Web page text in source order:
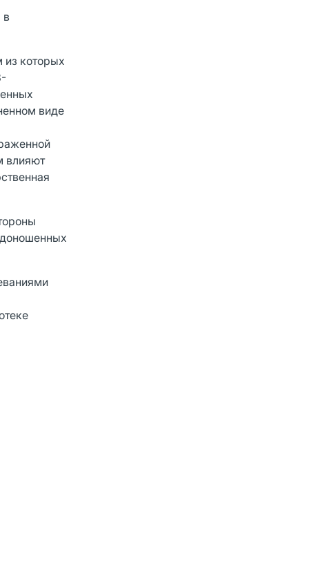
в
из которых
виде
влияют